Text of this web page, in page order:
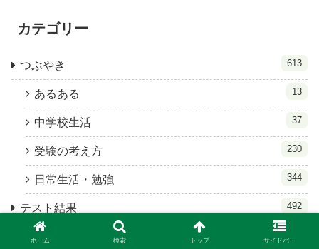
カテゴリー
つぶやき 613
あるある 13
中学校生活 37
受験の考え方 230
日常生活・勉強 344
テスト結果 492
テスト結果(31年組）五男
ホーム 検索 トップ サイドバー